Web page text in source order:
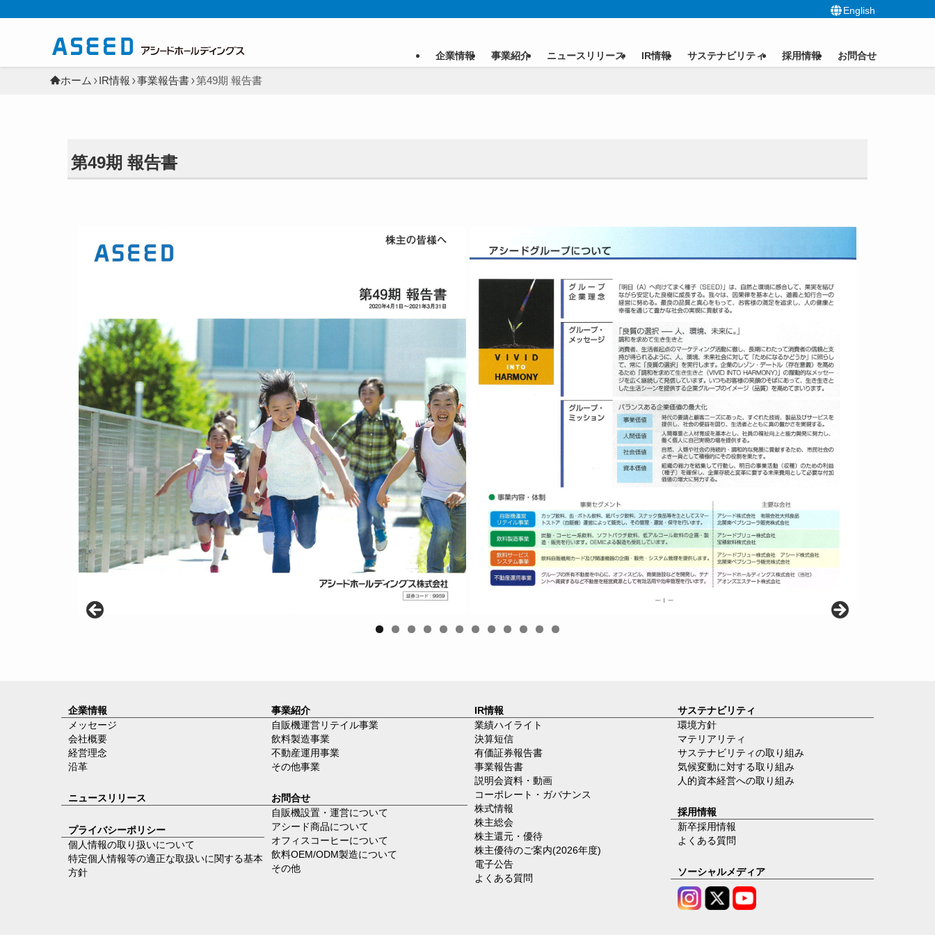
English
企業情報 事業紹介 ニュースリリース IR情報 サステナビリティ 採用情報 お問合せ
ホーム IR情報 事業報告書 第49期 報告書
第49期 報告書
企業情報
メッセージ
会社概要
経営理念
沿革
ニュースリリース
プライバシーポリシー
個人情報の取り扱いについて
特定個人情報等の適正な取扱いに関する基本
方針
事業紹介
自販機運営リテイル事業
飲料製造事業
不動産運用事業
その他事業
お問合せ
自販機設置・運営について
アシード商品について
オフィスコーヒーについて
飲料OEM/ODM製造について
その他
IR情報
業績ハイライト
決算短信
有価証券報告書
事業報告書
説明会資料・動画
コーポレート・ガバナンス
株式情報
株主総会
株主還元・優待
株主優待のご案内(2026年度)
電子公告
よくある質問
サステナビリティ
環境方針
マテリアリティ
サステナビリティの取り組み
気候変動に対する取り組み
人的資本経営への取り組み
採用情報
新卒採用情報
よくある質問
ソーシャルメディア